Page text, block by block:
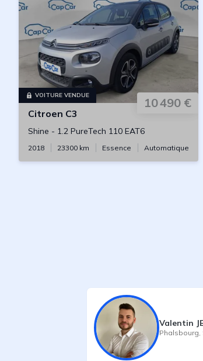
VOITURE VENDUE
10 490 €
Citroen C3
Shine - 1.2 PureTech 110 EAT6
2018 23300 km Essence Automatique
Valentin
Phalsbourg